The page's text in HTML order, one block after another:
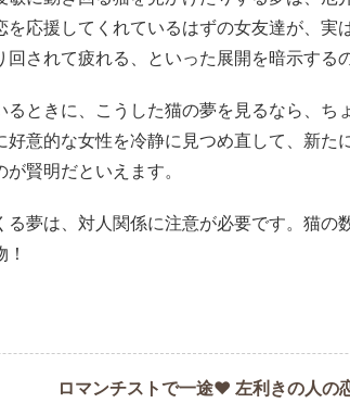
応援してくれているはずの女友達が、実
されて疲れる、といった展開を暗示する
るときに、こうした猫の夢を見るなら、ち
好意的な女性を冷静に見つめ直して、新た
賢明だといえます。
る夢は、対人関係に注意が必要です。猫の
ロマンチストで一途❤︎ 左利きの人の